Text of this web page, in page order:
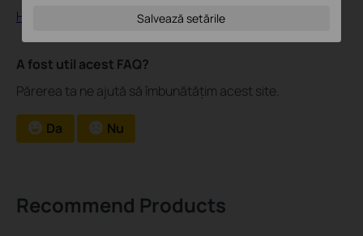
How to add VIGI devices to VIGI VMS
A fost util acest FAQ?
Părerea ta ne ajută să îmbunătățim acest site.
Da Nu
Recommend Products
Salvează setările